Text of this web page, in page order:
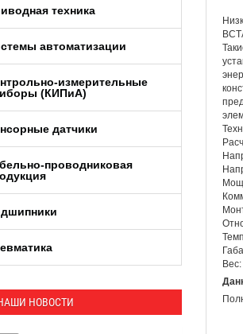
техника
автоматизации
измерительные
(КИПиA)
датчики
проводниковая
НОВОСТИ
Вес: